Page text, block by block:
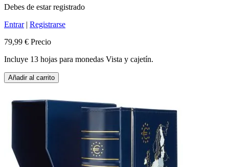
Debes de estar registrado
Entrar| Registrarse
79,99 € Precio
Incluye 13 hojas para monedas Vista y cajetín.
Añadir al carrito